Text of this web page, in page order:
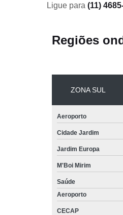
Ligue para (11)
Regiões
ZONA SUL
Aeroporto
Cidade Jardim
Jardim Europa
M'Boi Mirim
Saúde
Aeroporto
CECAP